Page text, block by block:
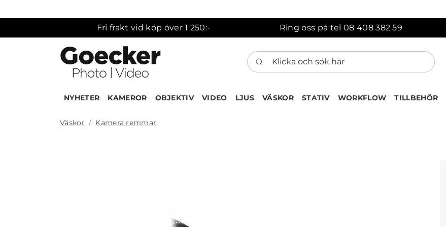
Fri frakt vid köp över 1 250:- Ring oss på tel 08 408 382 59
Klicka och sök här
NYHETER KAMEROR OBJEKTIV VIDEO LJUS VÄSKOR STATIV WORKFLOW TILLBEHÖR
Väskor Kamera remmar